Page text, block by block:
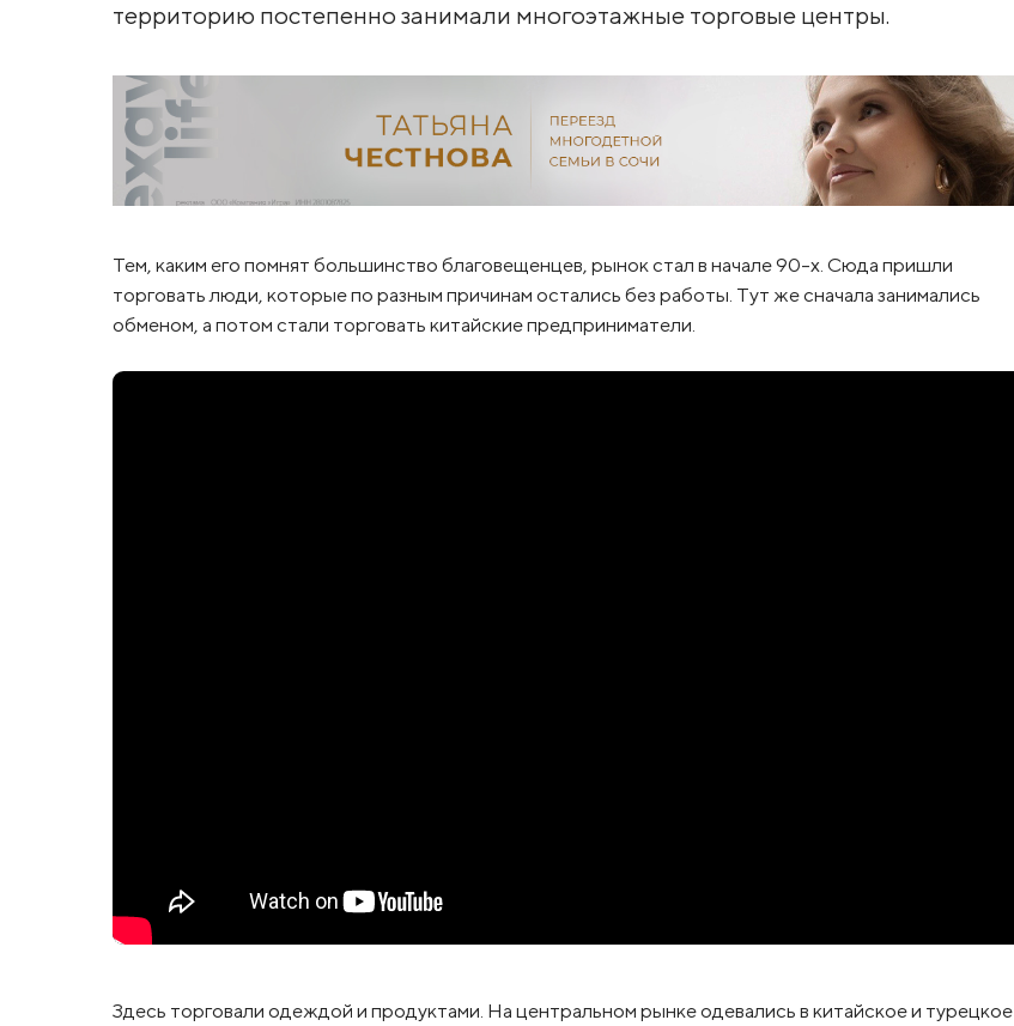
территорию постепенно занимали многоэтажные торговые центры.
Тем, каким его помнят большинство благовещенцев, рынок стал в начале 90-х. Сюда пришли
торговать люди, которые по разным причинам остались без работы. Тут же сначала занимались
обменом, а потом стали торговать китайские предприниматели.
Здесь торговали одеждой и продуктами. На центральном рынке одевались в китайское и турецкое